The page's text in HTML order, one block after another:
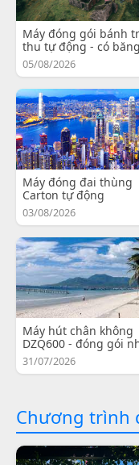
Máy đóng gói bánh
thu tự động - có
05/08/2026
Máy đóng đai thùng
Carton tự động
03/08/2026
Máy hút chân không
DZQ600 - đóng gói
31/07/2026
Chương trình